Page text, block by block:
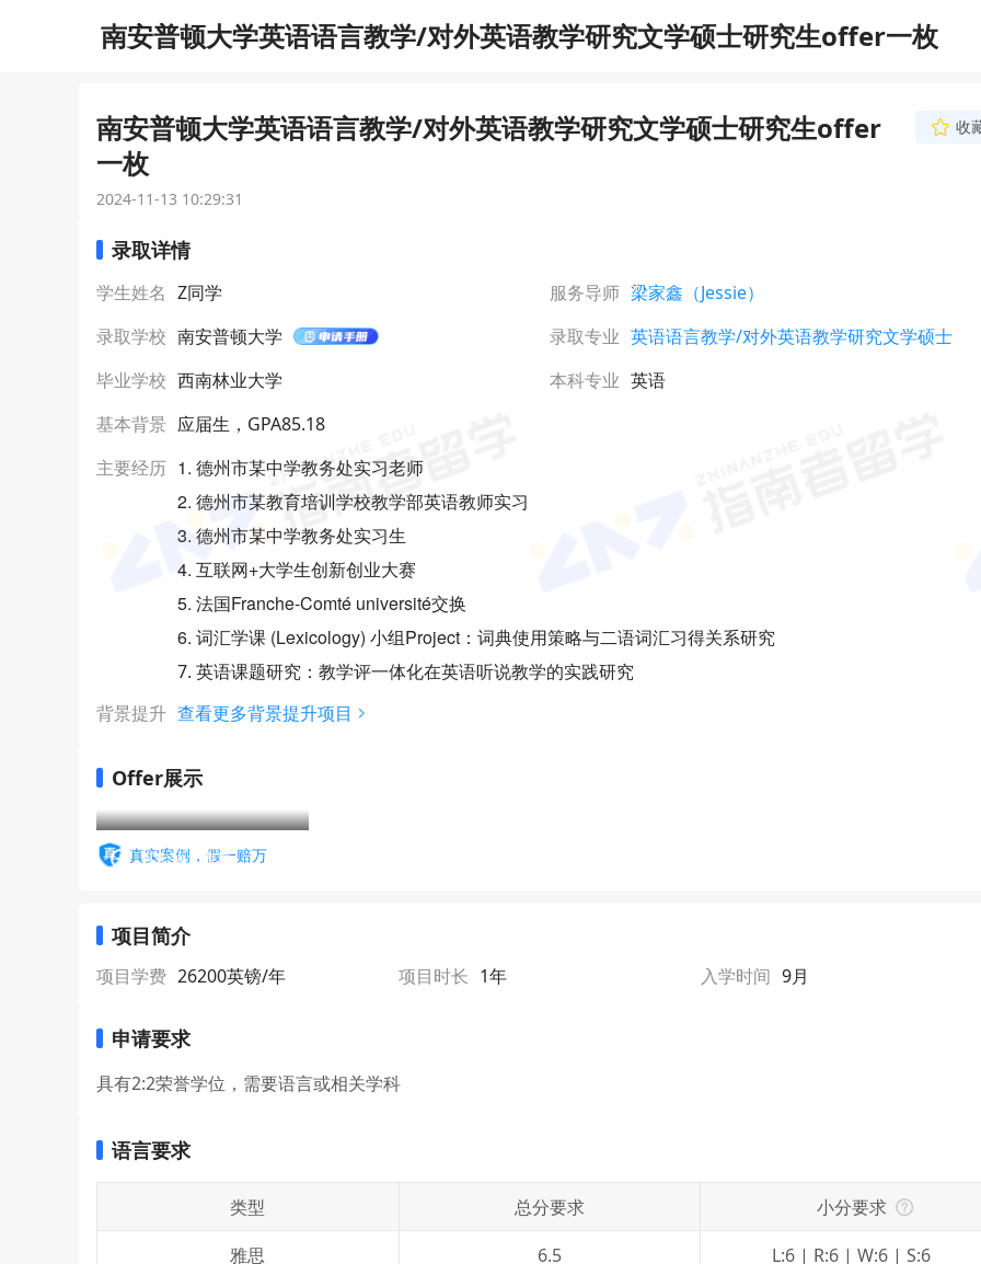
南安普顿大学英语语言教学/对外英语教学研究文学硕士研究生offer一枚
南安普顿大学英语语言教学/对外英语教学研究文学硕士研究生offer
一枚
收
2024-11-13 10:29:31
录取详情
学生姓名 Z同学 服务导师 梁家鑫（Jessie）
录取学校 南安普顿大学 录取专业 英语语言教学/对外英语教学研究文学硕士
毕业学校 西南林业大学 本科专业 英语
基本背景 应届生，GPA85.18
主要经历 1. 德州市某中学教务处实习老师
2. 德州市某教育培训学校教学部英语教师实习
3. 德州市某中学教务处实习生
4. 互联网+大学生创新创业大赛
5. 法国Franche-Comté université交换
6. 词汇学课 (Lexicology) 小组Project：词典使用策略与二语词汇习得关系研究
7. 英语课题研究：教学评一体化在英语听说教学的实践研究
背景提升 查看更多背景提升项目
Offer展示
点击放大查看
真实案例，假一赔万
项目简介
项目学费 26200英镑/年 项目时长 1年 入学时间 9月
申请要求
具有2:2荣誉学位，需要语言或相关学科
语言要求
类型 总分要求
小分要求
雅思
6.5
L:6 | R:6 | W:6 | S:6